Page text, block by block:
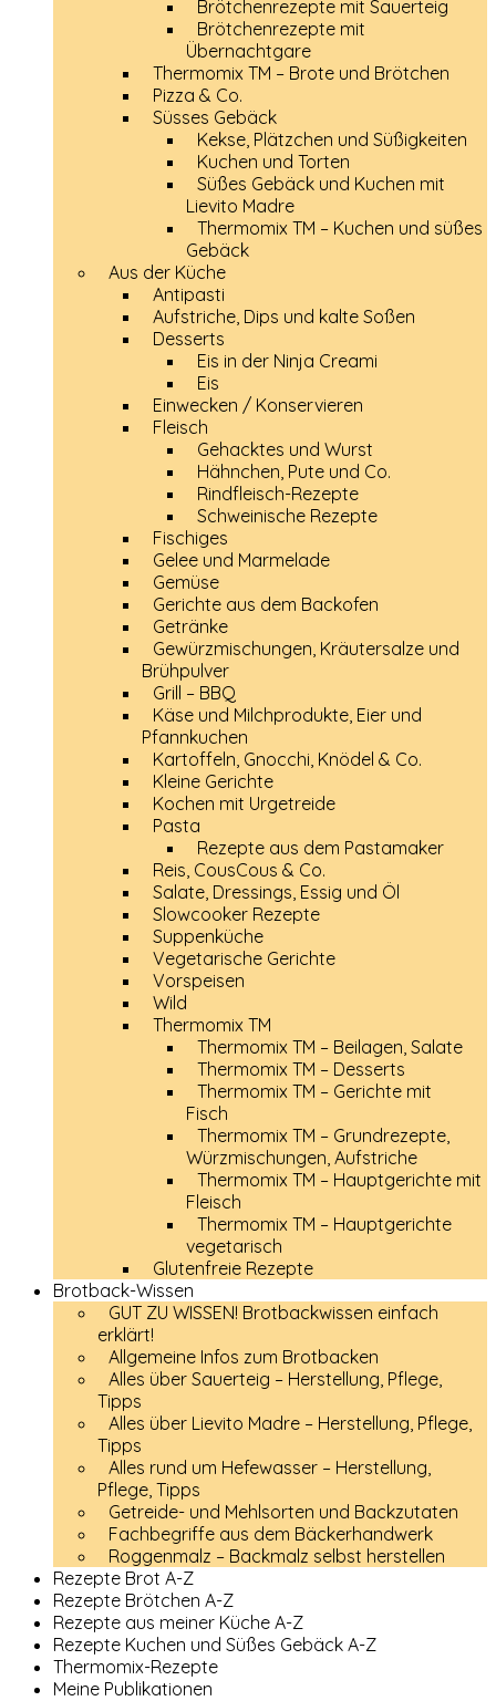
Brötchenrezepte mit Sauerteig
Brötchenrezepte mit
Übernachtgare
Thermomix TM – Brote und Brötchen
Pizza & Co.
Süsses Gebäck
Kekse, Plätzchen und Süßigkeiten
Kuchen und Torten
Süßes Gebäck und Kuchen mit
Lievito Madre
Thermomix TM – Kuchen und süßes
Gebäck
Aus der Küche
Antipasti
Aufstriche, Dips und kalte Soßen
Desserts
Eis in der Ninja Creami
Eis
Einwecken / Konservieren
Fleisch
Gehacktes und Wurst
Hähnchen, Pute und Co.
Rindfleisch-Rezepte
Schweinische Rezepte
Fischiges
Gelee und Marmelade
Gemüse
Gerichte aus dem Backofen
Getränke
Gewürzmischungen, Kräutersalze und
Brühpulver
Grill – BBQ
Käse und Milchprodukte, Eier und
Pfannkuchen
Kartoffeln, Gnocchi, Knödel & Co.
Kleine Gerichte
Kochen mit Urgetreide
Pasta
Rezepte aus dem Pastamaker
Reis, CousCous & Co.
Salate, Dressings, Essig und Öl
Slowcooker Rezepte
Suppenküche
Vegetarische Gerichte
Vorspeisen
Wild
Thermomix TM
Thermomix TM – Beilagen, Salate
Thermomix TM – Desserts
Thermomix TM – Gerichte mit
Fisch
Thermomix TM – Grundrezepte,
Würzmischungen, Aufstriche
Thermomix TM – Hauptgerichte mit
Fleisch
Thermomix TM – Hauptgerichte
vegetarisch
Glutenfreie Rezepte
Brotback-Wissen
GUT ZU WISSEN! Brotbackwissen einfach
erklärt!
Allgemeine Infos zum Brotbacken
Alles über Sauerteig – Herstellung, Pflege,
Tipps
Alles über Lievito Madre – Herstellung, Pflege,
Tipps
Alles rund um Hefewasser – Herstellung,
Pflege, Tipps
Getreide- und Mehlsorten und Backzutaten
Fachbegriffe aus dem Bäckerhandwerk
Roggenmalz – Backmalz selbst herstellen
Rezepte Brot A-Z
Rezepte Brötchen A-Z
Rezepte aus meiner Küche A-Z
Rezepte Kuchen und Süßes Gebäck A-Z
Thermomix-Rezepte
Meine Publikationen